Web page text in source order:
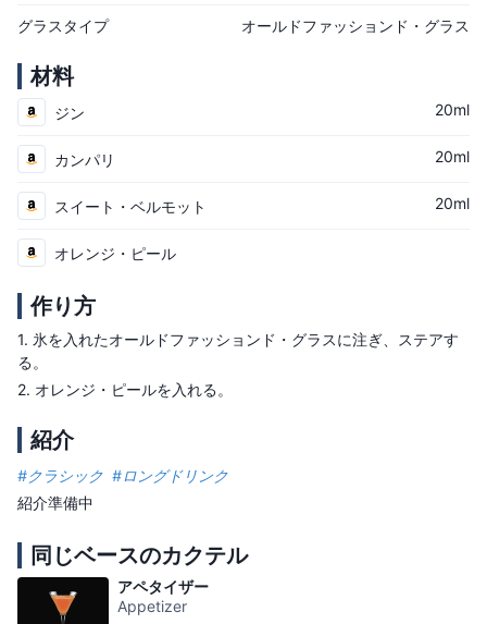
グラスタイプ オールドファッションド・グラス
材料
ジン 20ml
カンパリ 20ml
スイート・ベルモット 20ml
オレンジ・ピール
作り方
1. 氷を入れたオールドファッションド・グラスに注ぎ、ステアす
る。
2. オレンジ・ピールを入れる。
紹介
#クラシック #ロングドリンク
紹介準備中
同じベースのカクテル
アペタイザー
Appetizer